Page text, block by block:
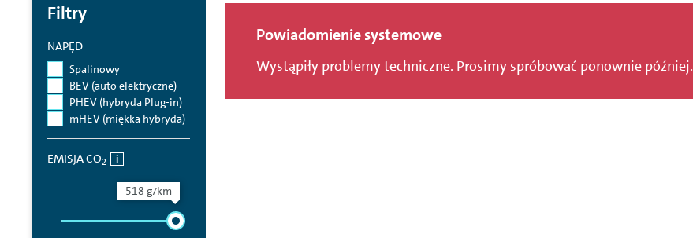
Filtry
NAPĘD
Spalinowy
BEV (auto elektryczne)
PHEV (hybryda Plug-in)
mHEV (miękka hybryda)
EMISJA CO2
518 g/km
Powiadomienie systemowe
Wystąpiły problemy techniczne. Prosimy spróbować ponownie później.